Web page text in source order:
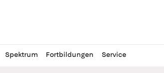
Spektrum Fortbildungen Service